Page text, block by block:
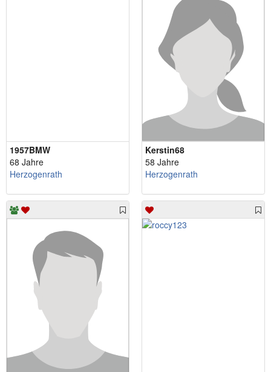
1957BMW
68 Jahre
Herzogenrath
Kerstin68
58 Jahre
Herzogenrath